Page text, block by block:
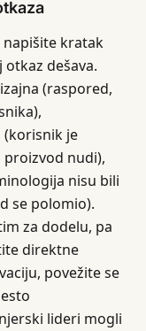
kratak
otkaz dešava.
(raspored,
je
nudi),
nisu bili
se polomio).
za dodelu, pa
direktne
povežite se
lideri mogli